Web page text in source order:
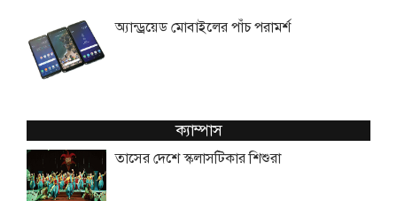
অ্যান্ড্রয়েড মোবাইলের পাঁচ পরামর্শ
ক্যাম্পাস
তাসের দেশে স্কলাসটিকার শিশুরা